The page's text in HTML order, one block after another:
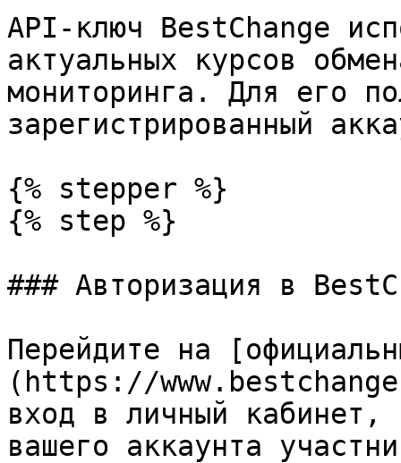
API-ключ BestChange
актуальных курсов
мониторинга. Для его
зарегистрированный
{% stepper %}
{% step %}
### Авторизация в
Перейдите на
(https://
вход в личный кабинет,
вашего аккаунта